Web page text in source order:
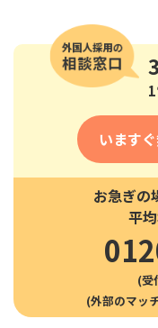
います
お急ぎの
平
(受